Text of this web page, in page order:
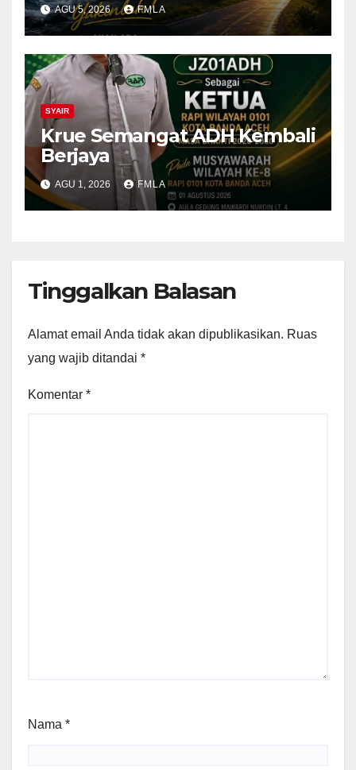
AGU 5, 2026 FMLA
SYAIR
Krue Semangat ADH Kembali
Berjaya
AGU 1, 2026 FMLA
Tinggalkan Balasan
Alamat email Anda tidak akan dipublikasikan. Ruas
yang wajib ditandai *
Komentar *
Nama *